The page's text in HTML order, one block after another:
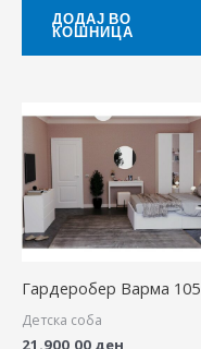
ДОДАЈ ВО
КОШНИЦА
Гардеробер Варма 105
Детска соба
21.900,00 ден